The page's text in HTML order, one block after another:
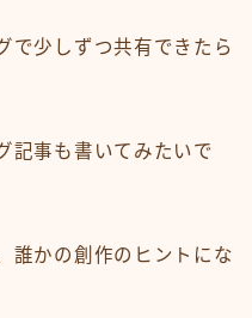
で少しずつ共有できたら
記事も書いてみたいで
誰かの創作のヒントにな